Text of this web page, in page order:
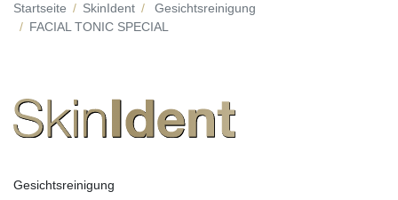
Startseite SkinIdent
Gesichtsreinigung
FACIAL TONIC SPECIAL
Gesichtsreinigung